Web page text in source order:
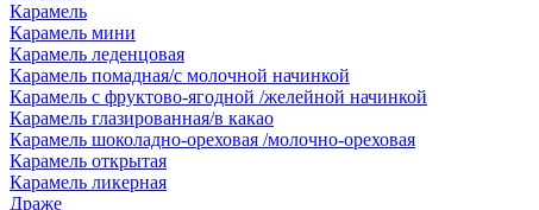
Карамель
Карамель мини
Карамель леденцовая
Карамель помадная/с молочной начинкой
Карамель с фруктово-ягодной /желейной начинкой
Карамель глазированная/в какао
Карамель шоколадно-ореховая /молочно-ореховая
Карамель открытая
Карамель ликерная
Драже